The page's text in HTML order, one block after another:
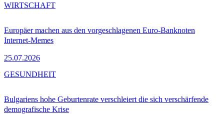
Europäer machen aus den vorgeschlagenen Euro-Banknoten
Internet-Memes
25.07.2026
WIRTSCHAFT
Bulgariens hohe Geburtenrate verschleiert die sich verschärfende
demografische Krise
GESUNDHEIT